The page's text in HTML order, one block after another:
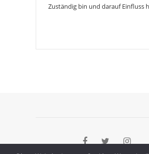
Zuständig bin und darauf Einfluss